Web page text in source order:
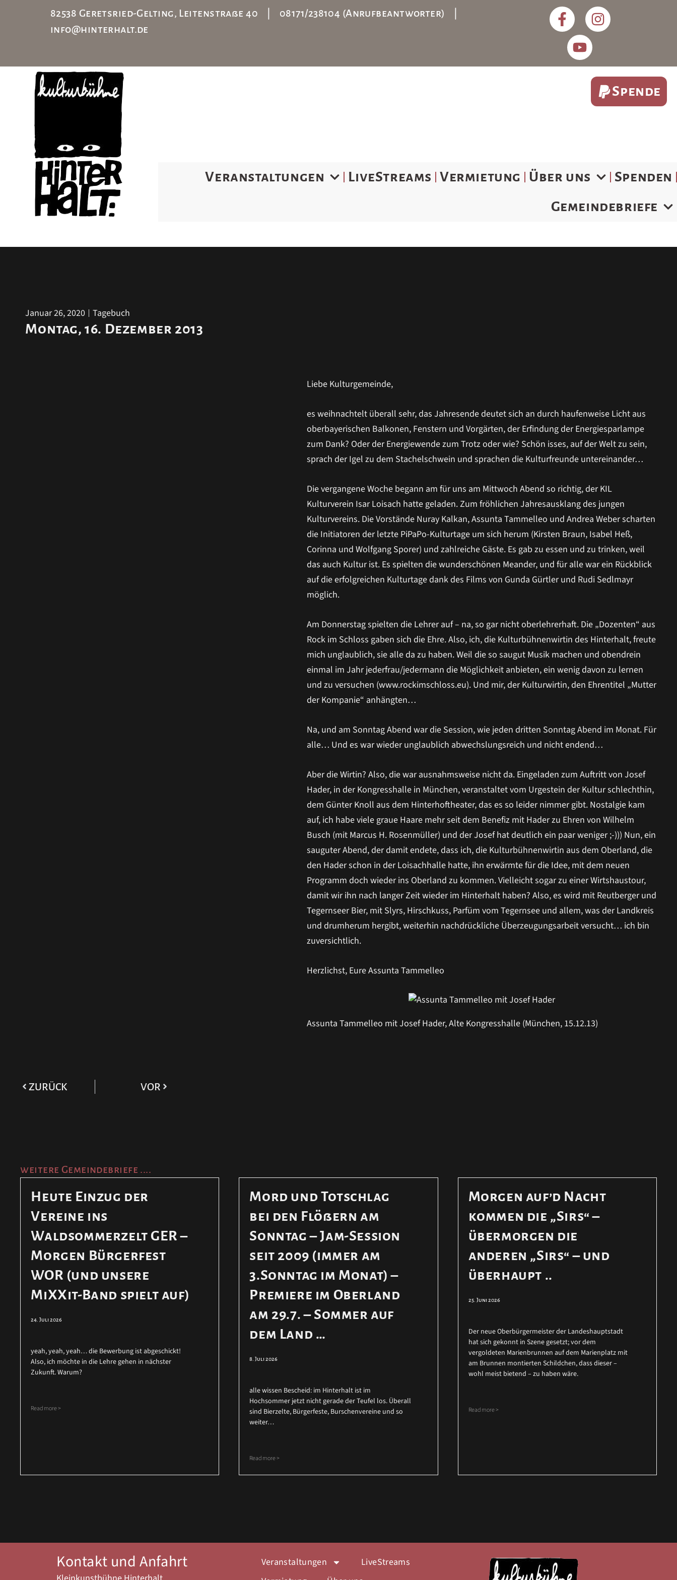
82538 Geretsried-Gelting, Leitenstraße 40 | 08171/238104 (Anrufbeantworter) |
info@hinterhalt.de
Spende
Veranstaltungen LiveStreams Vermietung Über uns
Spenden
Gemeindebriefe
Januar 26, 2020 Tagebuch
Montag, 16. Dezember 2013
Liebe Kulturgemeinde,
es weihnachtelt überall sehr, das Jahresende deutet sich an durch haufenweise Licht aus
oberbayerischen Balkonen, Fenstern und Vorgärten, der Erfindung der Energiesparlampe
zum Dank? Oder der Energiewende zum Trotz oder wie? Schön isses, auf der Welt zu sein,
sprach der Igel zu dem Stachelschwein und sprachen die Kulturfreunde untereinander…
Die vergangene Woche begann am für uns am Mittwoch Abend so richtig, der KIL
Kulturverein Isar Loisach hatte geladen. Zum fröhlichen Jahresausklang des jungen
Kulturvereins. Die Vorstände Nuray Kalkan, Assunta Tammelleo und Andrea Weber scharten
die Initiatoren der letzte PiPaPo-Kulturtage um sich herum (Kirsten Braun, Isabel Heß,
Corinna und Wolfgang Sporer) und zahlreiche Gäste. Es gab zu essen und zu trinken, weil
das auch Kultur ist. Es spielten die wunderschönen Meander, und für alle war ein Rückblick
auf die erfolgreichen Kulturtage dank des Films von Gunda Gürtler und Rudi Sedlmayr
möglich.
Am Donnerstag spielten die Lehrer auf – na, so gar nicht oberlehrerhaft. Die „Dozenten“ aus
Rock im Schloss gaben sich die Ehre. Also, ich, die Kulturbühnenwirtin des Hinterhalt, freute
mich unglaublich, sie alle da zu haben. Weil die so saugut Musik machen und obendrein
einmal im Jahr jederfrau/jedermann die Möglichkeit anbieten, ein wenig davon zu lernen
und zu versuchen (www.rockimschloss.eu). Und mir, der Kulturwirtin, den Ehrentitel „Mutter
der Kompanie“ anhängten…
Na, und am Sonntag Abend war die Session, wie jeden dritten Sonntag Abend im Monat. Für
alle… Und es war wieder unglaublich abwechslungsreich und nicht endend…
Aber die Wirtin? Also, die war ausnahmsweise nicht da. Eingeladen zum Auftritt von Josef
Hader, in der Kongresshalle in München, veranstaltet vom Urgestein der Kultur schlechthin,
dem Günter Knoll aus dem Hinterhoftheater, das es so leider nimmer gibt. Nostalgie kam
auf, ich habe viele graue Haare mehr seit dem Benefiz mit Hader zu Ehren von Wilhelm
Busch (mit Marcus H. Rosenmüller) und der Josef hat deutlich ein paar weniger ;-))) Nun, ein
sauguter Abend, der damit endete, dass ich, die Kulturbühnenwirtin aus dem Oberland, die
den Hader schon in der Loisachhalle hatte, ihn erwärmte für die Idee, mit dem neuen
Programm doch wieder ins Oberland zu kommen. Vielleicht sogar zu einer Wirtshaustour,
damit wir ihn nach langer Zeit wieder im Hinterhalt haben? Also, es wird mit Reutberger und
Tegernseer Bier, mit Slyrs, Hirschkuss, Parfüm vom Tegernsee und allem, was der Landkreis
und drumherum hergibt, weiterhin nachdrückliche Überzeugungsarbeit versucht… ich bin
zuversichtlich.
Herzlichst, Eure Assunta Tammelleo
Assunta Tammelleo mit Josef Hader, Alte Kongresshalle (München, 15.12.13)
ZURÜCK VOR
weitere Gemeindebriefe ....
Heute Einzug der
Vereine ins
Waldsommerzelt GER –
Morgen Bürgerfest
WOR (und unsere
MiXXit-Band spielt auf)
24. Juli 2026
yeah, yeah, yeah… die Bewerbung ist abgeschickt!
Also, ich möchte in die Lehre gehen in nächster
Zukunft. Warum?
Read more >
Mord und Totschlag
bei den Flößern am
Sonntag – Jam-Session
seit 2009 (immer am
3.Sonntag im Monat) –
Premiere im Oberland
am 29.7. – Sommer auf
dem Land …
8. Juli 2026
alle wissen Bescheid: im Hinterhalt ist im
Hochsommer jetzt nicht gerade der Teufel los. Überall
sind Bierzelte, Bürgerfeste, Burschenvereine und so
weiter…
Read more >
Morgen auf’d Nacht
kommen die „Sirs“ –
übermorgen die
anderen „Sirs“ – und
überhaupt ..
25. Juni 2026
Der neue Oberbürgermeister der Landeshauptstadt
hat sich gekonnt in Szene gesetzt; vor dem
vergoldeten Marienbrunnen auf dem Marienplatz mit
am Brunnen montierten Schildchen, dass dieser –
wohl meist bietend – zu haben wäre.
Read more >
Kontakt und Anfahrt Veranstaltungen
LiveStreams